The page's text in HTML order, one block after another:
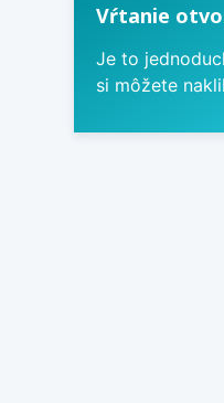
Vŕtanie
Je to
si môžete